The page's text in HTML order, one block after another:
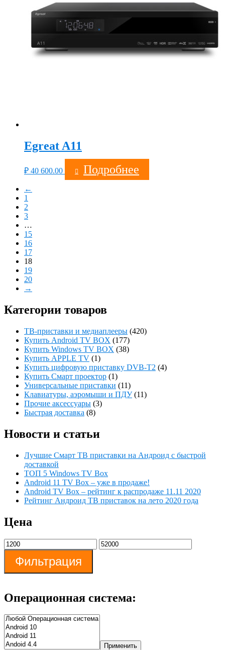
Egreat A11
₽ 40 600.00 Подробнее
←
1
2
3
…
15
16
17
18
19
20
→
Категории товаров
ТВ-приставки и медиаплееры (420)
Купить Android TV BOX (177)
Купить Windows TV BOX (38)
Купить APPLE TV (1)
Купить цифровую приставку DVB-T2 (4)
Купить Смарт проектор (1)
Универсальные приставки (11)
Клавиатуры, аэромыши и ПДУ (11)
Прочие аксессуары (3)
Быстрая доставка (8)
Новости и статьи
Лучшие Смарт ТВ приставки на Андроид с быстрой
доставкой
ТОП 5 Windows TV Box
Android 11 TV Box – уже в продаже!
Android TV Box – рейтинг к распродаже 11.11 2020
Рейтинг Андроид ТВ приставок на лето 2020 года
Цена
Фильтрация
Операционная система:
Применить